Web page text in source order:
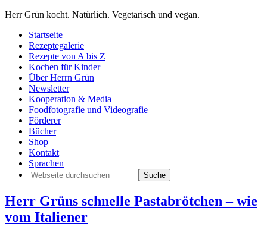
Herr Grün kocht. Natürlich. Vegetarisch und vegan.
Startseite
Rezeptegalerie
Rezepte von A bis Z
Kochen für Kinder
Über Herrn Grün
Newsletter
Kooperation & Media
Foodfotografie und Videografie
Förderer
Bücher
Shop
Kontakt
Sprachen
Herr Grüns schnelle Pastabrötchen – wie
vom Italiener